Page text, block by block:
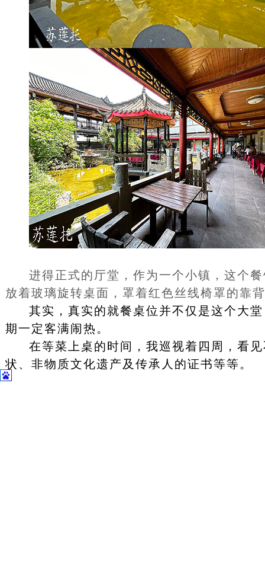
进得正式的厅堂，作为一个小镇，这个
放着玻璃旋转桌面，罩着红色丝线椅罩的靠
其实，真实的就餐桌位并不仅是这个大
期一定客满闹热。
在等菜上桌的时间，我巡视着四周，看
状、非物质文化遗产及传承人的证书等等。